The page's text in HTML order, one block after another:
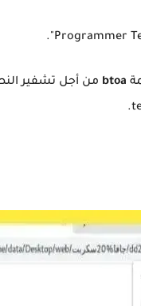
btoa من أجل تشفير